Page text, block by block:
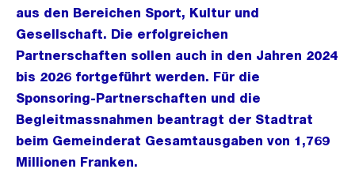
aus den Bereichen Sport, Kultur und
Gesellschaft. Die erfolgreichen
Partnerschaften sollen auch in den Jahren 2024
bis 2026 fortgeführt werden. Für die
Sponsoring-Partnerschaften und die
Begleitmassnahmen beantragt der Stadtrat
beim Gemeinderat Gesamtausgaben von 1,769
Millionen Franken.